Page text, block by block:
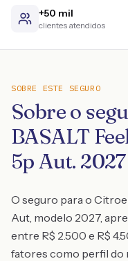
+50 mil
clientes atendidos
SOBRE ESTE SEGURO
Sobre o
BASALT
5p Aut. 2027
O seguro para o
Aut, modelo 2027,
entre R$ 2.500 e R$
fatores como perfil do